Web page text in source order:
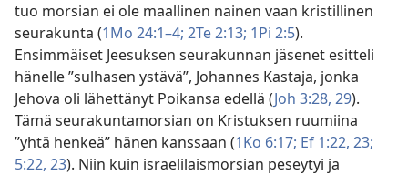
tuo morsian ei ole maallinen nainen vaan kristillinen
seurakunta (1Mo 24:1–4; 2Te 2:13; 1Pi 2:5).
Ensimmäiset Jeesuksen seurakunnan jäsenet esitteli
hänelle ”sulhasen ystävä”, Johannes Kastaja, jonka
Jehova oli lähettänyt Poikansa edellä (Joh 3:28, 29).
Tämä seurakuntamorsian on Kristuksen ruumiina
”yhtä henkeä” hänen kanssaan (1Ko 6:17; Ef 1:22, 23;
5:22, 23). Niin kuin israelilaismorsian peseytyi ja